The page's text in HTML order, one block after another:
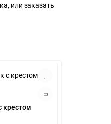
или заказать
крестом